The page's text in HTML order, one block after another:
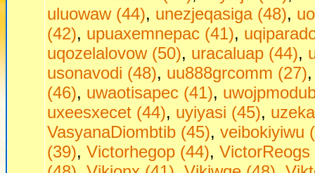
uluowaw (44), unezjeqasiga (48),
(42), upuaxemnepac (41),
uqozelalovow (50), uracaluap (44),
usonavodi (48), uu888grcomm (27)
(46), uwaotisapec (41),
uxeesxecet (44), uyiyasi (45),
VasyanaDiombtib (45), veibokiyiwu
(39), Victorhegop (44), VictorReogs